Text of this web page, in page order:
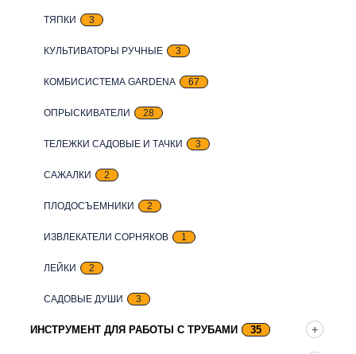
ТЯПКИ 3
КУЛЬТИВАТОРЫ РУЧНЫЕ 3
КОМБИСИСТЕМА GARDENA 67
ОПРЫСКИВАТЕЛИ 28
ТЕЛЕЖКИ САДОВЫЕ И ТАЧКИ 3
САЖАЛКИ 2
ПЛОДОСЪЕМНИКИ 2
ИЗВЛЕКАТЕЛИ СОРНЯКОВ 1
ЛЕЙКИ 2
САДОВЫЕ ДУШИ 3
ИНСТРУМЕНТ ДЛЯ РАБОТЫ С ТРУБАМИ 35